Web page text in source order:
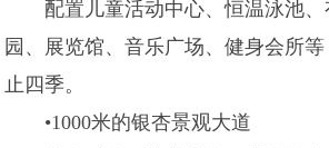
配置儿童活动中心、恒温泳池
园、展览馆、音乐广场、健身会所
止四季。
•1000米的银杏景观大道